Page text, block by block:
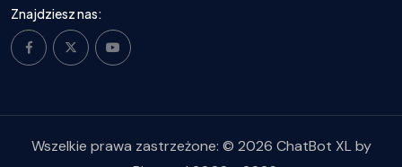
Znajdziesz nas:
Wszelkie prawa zastrzeżone: © 2026 ChatBot XLby